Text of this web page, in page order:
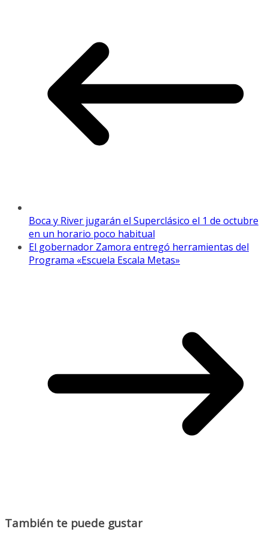
Boca y River jugarán el Superclásico el 1 de octubre
en un horario poco habitual
El gobernador Zamora entregó herramientas del
Programa «Escuela Escala Metas»
También te puede gustar